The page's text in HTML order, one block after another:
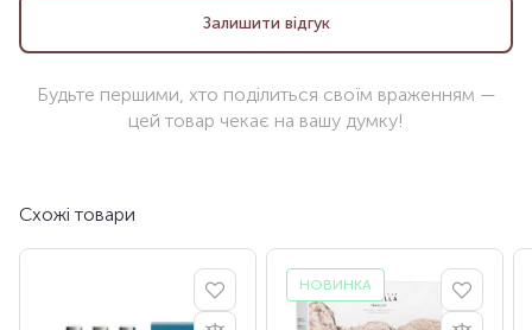
Залишити відгук
Будьте першими, хто поділиться своїм враженням —
цей товар чекає на вашу думку!
Схожі товари
НОВИНКА